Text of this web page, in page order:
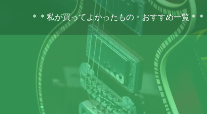
＊＊私が買ってよかったもの・おすすめ一覧＊＊